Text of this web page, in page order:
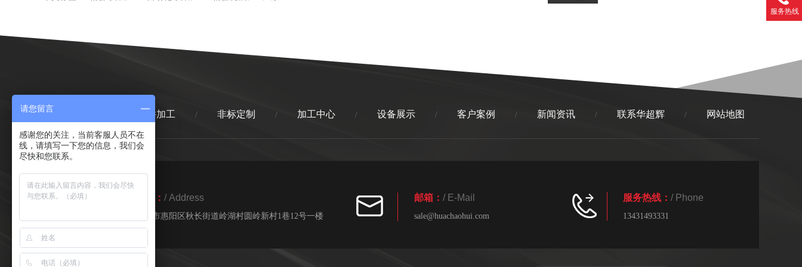
精密零件加工 / 非标定制 / 加工中心 / 设备展示 / 客户案例 / 新闻资讯 / 联系华超辉 / 网站地图
地址： / Address
惠州市惠阳区秋长街道岭湖村圆岭新村1巷12号一楼
邮箱： / E-Mail
sale@huachaohui.com
服务热线： / Phone
13431493331
服务热线
请您留言
感谢您的关注，当前客服人员不在
线，请填写一下您的信息，我们会
尽快和您联系。